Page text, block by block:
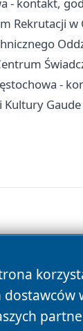
Rekrutacji
-